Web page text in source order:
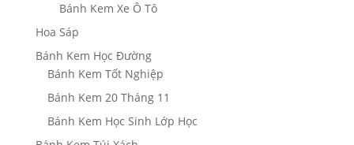
Bánh Kem Xe Ô Tô
Hoa Sáp
Bánh Kem Học Đường
Bánh Kem Tốt Nghiệp
Bánh Kem 20 Tháng 11
Bánh Kem Học Sinh Lớp Học